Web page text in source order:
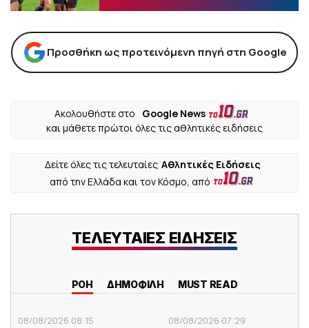
Προσθήκη ως προτεινόμενη πηγή στη Google
Ακολουθήστε στο
Google News
και μάθετε πρώτοι όλες τις αθλητικές ειδήσεις
Δείτε όλες τις τελευταίες Αθλητικές Ειδήσεις
από την Ελλάδα και τον Κόσμο, από
ΤΕΛΕΥΤΑΙΕΣ ΕΙΔΗΣΕΙΣ
ΡΟΗ ΔΗΜΟΦΙΛΗ MUST READ
08/08/2026 08:15 08/08/2026 07:29